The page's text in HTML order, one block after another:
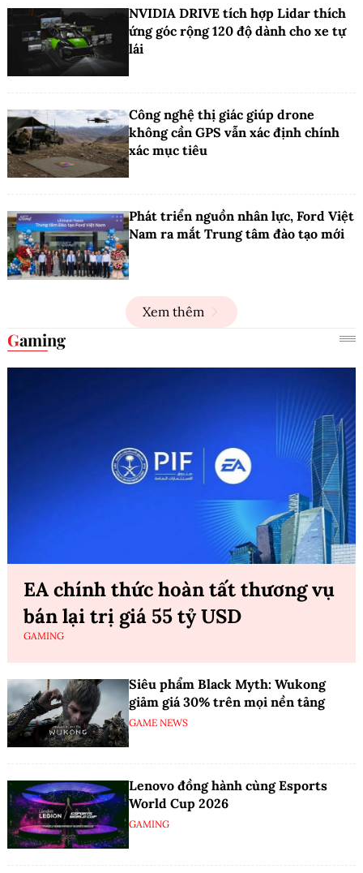
NVIDIA DRIVE tích hợp Lidar thích
ứng góc rộng 120 độ dành cho xe tự
lái
Công nghệ thị giác giúp drone
không cần GPS vẫn xác định chính
xác mục tiêu
Phát triển nguồn nhân lực, Ford Việt
Nam ra mắt Trung tâm đào tạo mới
Xem thêm
Gaming
EA chính thức hoàn tất thương vụ
bán lại trị giá 55 tỷ USD
GAMING
Siêu phẩm Black Myth: Wukong
giảm giá 30% trên mọi nền tảng
GAME NEWS
Lenovo đồng hành cùng Esports
World Cup 2026
GAMING